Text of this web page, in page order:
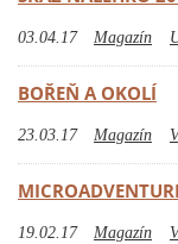
03.04.17 Magazín
BOŘEŇ A OKOLÍ
23.03.17 Magazín
19.02.17 Magazín